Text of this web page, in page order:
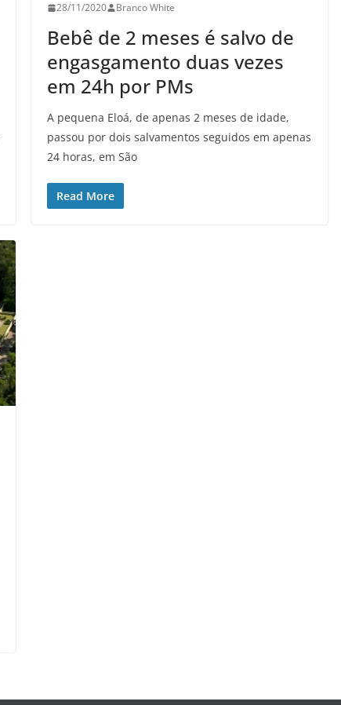
28/11/2020 Branco White
Bebê de 2 meses é salvo de
engasgamento duas vezes
em 24h por PMs
A pequena Eloá, de apenas 2 meses de idade,
passou por dois salvamentos seguidos em apenas
24 horas, em São
Read More